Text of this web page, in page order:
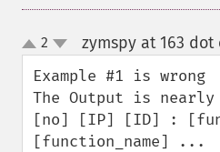
up
down
2 zymspy at 163 dot
Example #1 is wrong
The Output is
[no] [IP] [ID] :
[function_name] ...